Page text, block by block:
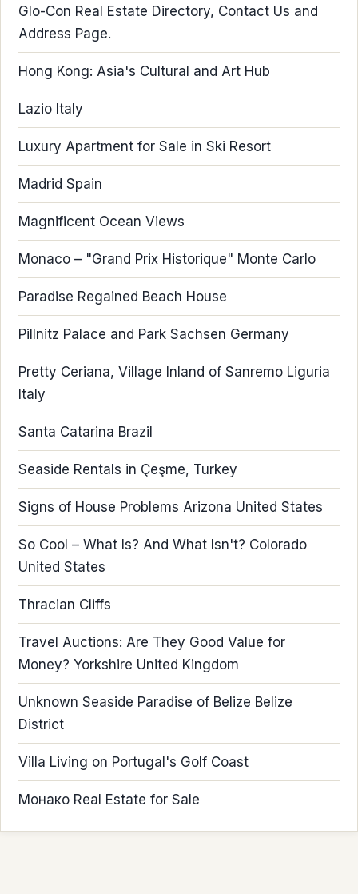
Glo-Con Real Estate Directory, Contact Us and
Address Page.
Hong Kong: Asia's Cultural and Art Hub
Lazio Italy
Luxury Apartment for Sale in Ski Resort
Madrid Spain
Magnificent Ocean Views
Monaco – "Grand Prix Historique" Monte Carlo
Paradise Regained Beach House
Pillnitz Palace and Park Sachsen Germany
Pretty Ceriana, Village Inland of Sanremo Liguria
Italy
Santa Catarina Brazil
Seaside Rentals in Çeşme, Turkey
Signs of House Problems Arizona United States
So Cool – What Is? And What Isn't? Colorado
United States
Thracian Cliffs
Travel Auctions: Are They Good Value for
Money? Yorkshire United Kingdom
Unknown Seaside Paradise of Belize Belize
District
Villa Living on Portugal's Golf Coast
Монако Real Estate for Sale